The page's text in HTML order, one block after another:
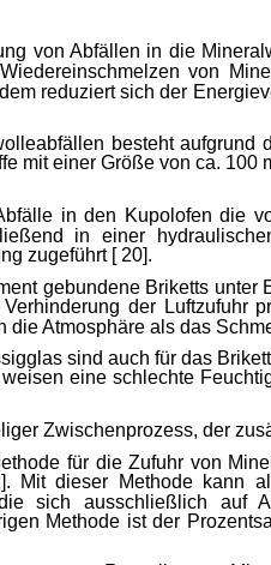
von Abfällen in die
von
reduziert sich der
besteht aufgrund
mit einer Größe von ca. 100
in den Kupolofen die
in einer
zugeführt [ 20].
gebundene Briketts
der Luftzufuhr
Atmosphäre als das
sind auch für das
eine schlechte
Zwischenprozess, der
für die Zufuhr von
Mit dieser Methode kann
sich ausschließlich auf
Methode ist der